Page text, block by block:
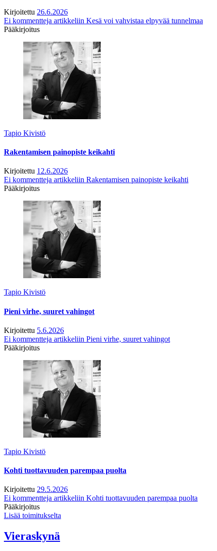
Kirjoitettu 26.6.2026
Ei kommentteja artikkeliin Kesä voi vahvistaa elpyvää tunnelmaa
Pääkirjoitus
Tapio Kivistö
Rakentamisen painopiste keikahti
Kirjoitettu 12.6.2026
Ei kommentteja artikkeliin Rakentamisen painopiste keikahti
Pääkirjoitus
Tapio Kivistö
Pieni virhe, suuret vahingot
Kirjoitettu 5.6.2026
Ei kommentteja artikkeliin Pieni virhe, suuret vahingot
Pääkirjoitus
Tapio Kivistö
Kohti tuottavuuden parempaa puolta
Kirjoitettu 29.5.2026
Ei kommentteja artikkeliin Kohti tuottavuuden parempaa puolta
Pääkirjoitus
Lisää toimitukselta
Vieraskynä